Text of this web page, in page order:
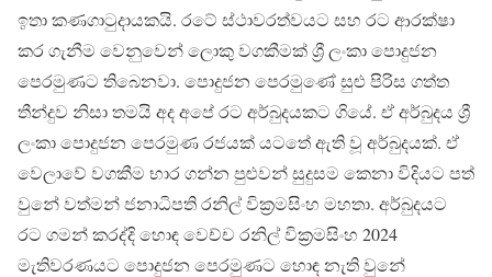
ඉතා කණගාටුදායකයි. රටේ ස්ථාවරත්වයට සහ රට ආරක්ෂා
කර ගැනීම වෙනුවෙන් ලොකු වගකීමක් ශ්‍රී ලංකා පොදුජන
පෙරමුණට තිබෙනවා. පොදුජන පෙරමුණේ සුළු පිරිස ගත්ත
තීන්දුව නිසා තමයි අද අපේ රට අර්බුදයකට ගියේ. ඒ අර්බුදය ශ්‍රී
ලංකා පොදුජන පෙරමුණ රජයක් ය⁣ටතේ ඇති වූ අර්බුදයක්. ඒ
වෙලාවේ වගකීම භාර ගන්න පුළුවන් සුදුසම කෙනා විදියට පත්
වුනේ වත්මන් ජනාධිපති රනිල් වික්‍රමසිංහ මහතා. අර්බුදයට
රට ගමන් කරද්දි හොඳ වෙච්ච රනිල් වික්‍රමසිංහ 2024
මැතිවරණයට පොදුජන පෙරමුණට හොඳ නැති වුනේ